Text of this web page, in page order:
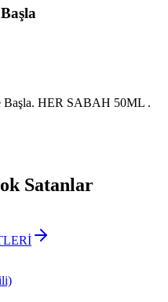
Başla. HER SABAH 50ML .
Satanlar